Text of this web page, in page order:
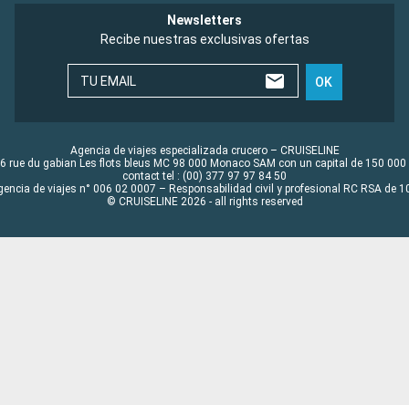
Newsletters
Recibe nuestras exclusivas ofertas
TU EMAIL OK
Agencia de viajes especializada crucero – CRUISELINE
rue du gabian Les flots bleus MC 98 000 Monaco SAM con un capital de 150 000
contact tel : (00) 377 97 97 84 50
de viajes n° 006 02 0007 – Responsabilidad civil y profesional RC RSA de
© CRUISELINE 2026 - all rights reserved